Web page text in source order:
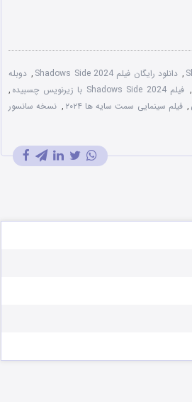
, دانلود رایگان فیلم Shadows Side 2024 , دوبله
, فیلم Shadows Side 2024 با زیرنویس چسبیده
,
, فیلم سینمایی سمت سایه ها ۲۰۲۴ , نسخه سانسور